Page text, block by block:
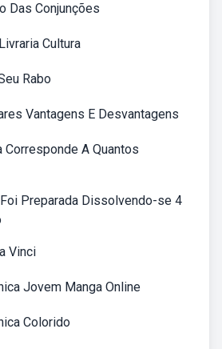
Das Conjunções
Cultura
Rabo
Vantagens E Desvantagens
Corresponde A Quantos
Preparada Dissolvendo-se 4
Vinci
Jovem Manga Online
Colorido